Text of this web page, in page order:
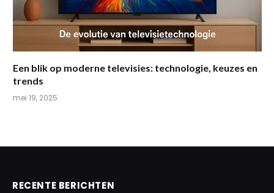
Een blik op moderne televisies: technologie, keuzes en
trends
mei 19, 2025
RECENTE BERICHTEN